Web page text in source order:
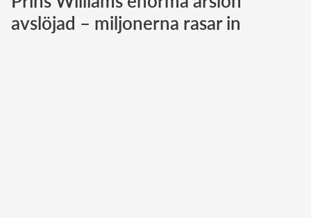
Norska kungahuset
avslöjad – miljonerna rasar in